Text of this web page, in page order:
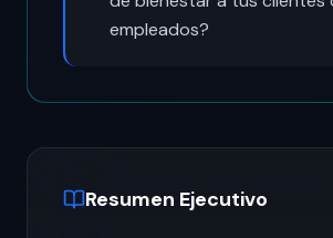
empleados?
Resumen Ejecutivo